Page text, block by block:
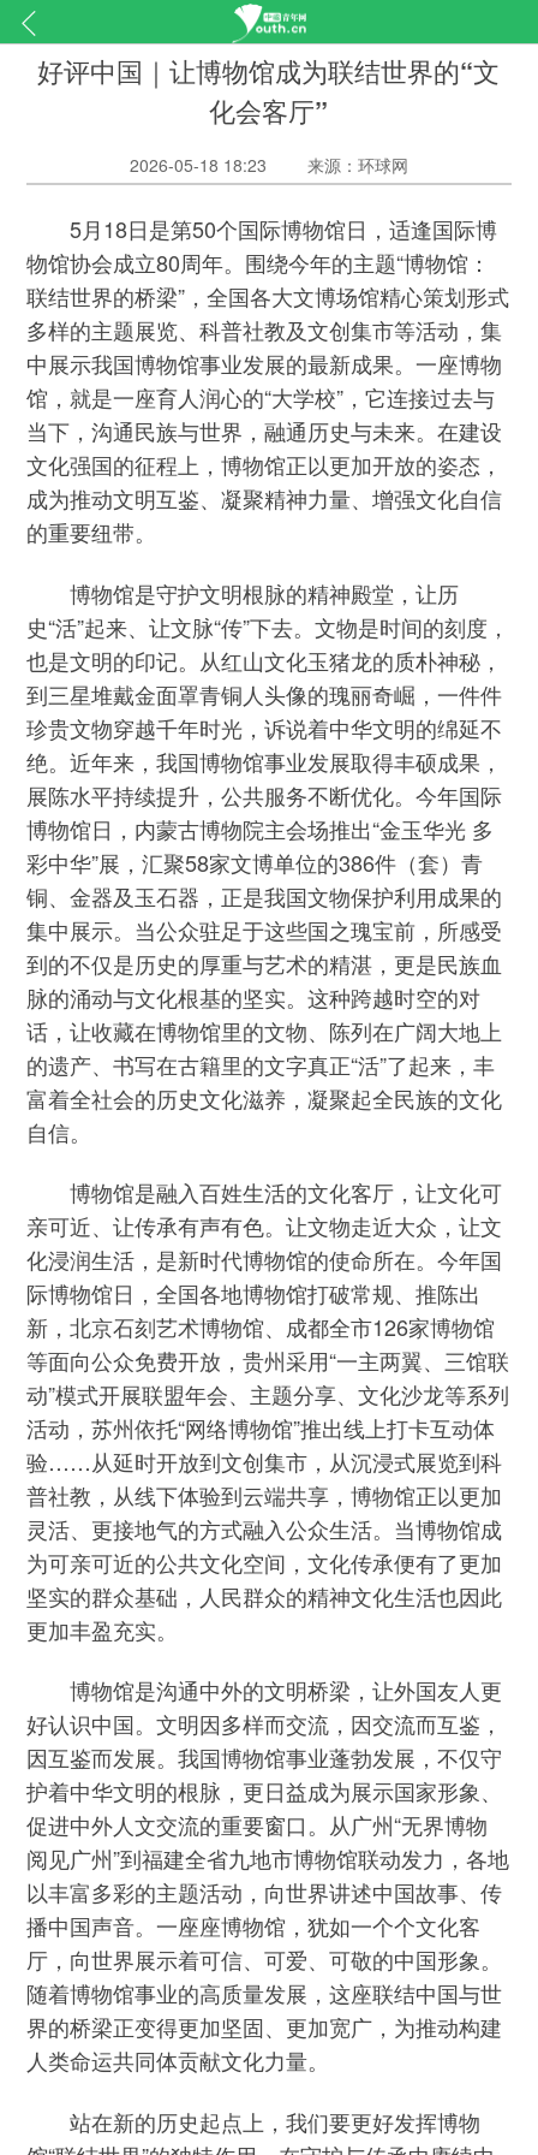
好评中国｜让博物馆成为联结世界的“文
化会客厅”
2026-05-18 18:23 来源：环球网
5月18日是第50个国际博物馆日，适逢国际博
物馆协会成立80周年。围绕今年的主题“博物馆：
联结世界的桥梁”，全国各大文博场馆精心策划形式
多样的主题展览、科普社教及文创集市等活动，集
中展示我国博物馆事业发展的最新成果。一座博物
馆，就是一座育人润心的“大学校”，它连接过去与
当下，沟通民族与世界，融通历史与未来。在建设
文化强国的征程上，博物馆正以更加开放的姿态，
成为推动文明互鉴、凝聚精神力量、增强文化自信
的重要纽带。
博物馆是守护文明根脉的精神殿堂，让历
史“活”起来、让文脉“传”下去。文物是时间的刻度，
也是文明的印记。从红山文化玉猪龙的质朴神秘，
到三星堆戴金面罩青铜人头像的瑰丽奇崛，一件件
珍贵文物穿越千年时光，诉说着中华文明的绵延不
绝。近年来，我国博物馆事业发展取得丰硕成果，
展陈水平持续提升，公共服务不断优化。今年国际
博物馆日，内蒙古博物院主会场推出“金玉华光 多
彩中华”展，汇聚58家文博单位的386件（套）青
铜、金器及玉石器，正是我国文物保护利用成果的
集中展示。当公众驻足于这些国之瑰宝前，所感受
到的不仅是历史的厚重与艺术的精湛，更是民族血
脉的涌动与文化根基的坚实。这种跨越时空的对
话，让收藏在博物馆里的文物、陈列在广阔大地上
的遗产、书写在古籍里的文字真正“活”了起来，丰
富着全社会的历史文化滋养，凝聚起全民族的文化
自信。
博物馆是融入百姓生活的文化客厅，让文化可
亲可近、让传承有声有色。让文物走近大众，让文
化浸润生活，是新时代博物馆的使命所在。今年国
际博物馆日，全国各地博物馆打破常规、推陈出
新，北京石刻艺术博物馆、成都全市126家博物馆
等面向公众免费开放，贵州采用“一主两翼、三馆联
动”模式开展联盟年会、主题分享、文化沙龙等系列
活动，苏州依托“网络博物馆”推出线上打卡互动体
验……从延时开放到文创集市，从沉浸式展览到科
普社教，从线下体验到云端共享，博物馆正以更加
灵活、更接地气的方式融入公众生活。当博物馆成
为可亲可近的公共文化空间，文化传承便有了更加
坚实的群众基础，人民群众的精神文化生活也因此
更加丰盈充实。
博物馆是沟通中外的文明桥梁，让外国友人更
好认识中国。文明因多样而交流，因交流而互鉴，
因互鉴而发展。我国博物馆事业蓬勃发展，不仅守
护着中华文明的根脉，更日益成为展示国家形象、
促进中外人文交流的重要窗口。从广州“无界博物
阅见广州”到福建全省九地市博物馆联动发力，各地
以丰富多彩的主题活动，向世界讲述中国故事、传
播中国声音。一座座博物馆，犹如一个个文化客
厅，向世界展示着可信、可爱、可敬的中国形象。
随着博物馆事业的高质量发展，这座联结中国与世
界的桥梁正变得更加坚固、更加宽广，为推动构建
人类命运共同体贡献文化力量。
站在新的历史起点上，我们要更好发挥博物